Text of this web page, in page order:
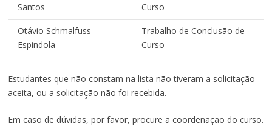
Santos
Curso
Otávio Schmalfuss
Espindola
Trabalho de Conclusão de
Curso
Estudantes que não constam na lista não tiveram a solicitação
aceita, ou a solicitação não foi recebida.
Em caso de dúvidas, por favor, procure a coordenação do curso.